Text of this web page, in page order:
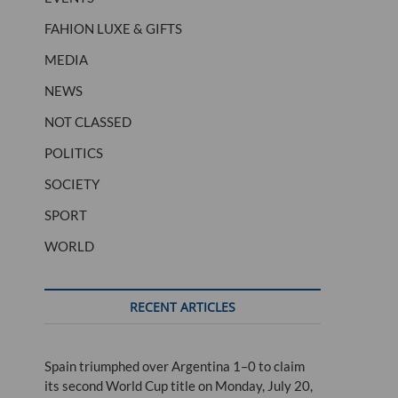
FAHION LUXE & GIFTS
MEDIA
NEWS
NOT CLASSED
POLITICS
SOCIETY
SPORT
WORLD
RECENT ARTICLES
Spain triumphed over Argentina 1–0 to claim
its second World Cup title on Monday, July 20,